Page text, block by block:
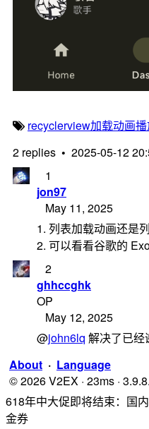
recyclerview加载动画
2 replies • 2025-05-12
1
jon97
May 11, 2025
1. 列表加载动画还是
2. 可以看看谷歌的
2
ghhccghk
OP
May 12, 2025
@john6lq 解决了已经
About · Language
© 2026 V2EX · 23ms ·
618年中大促即将结束：国
金券